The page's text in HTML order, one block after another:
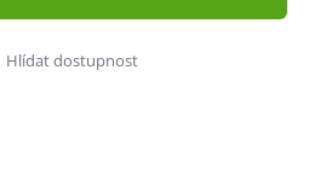
Hlídat dostupnost